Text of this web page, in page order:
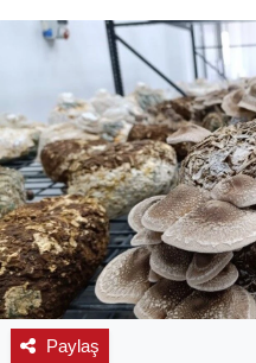
Paylaş
KÜLTÜR SANAT
MAGAZİN